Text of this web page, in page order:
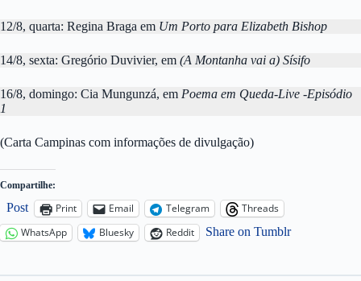
12/8, quarta: Regina Braga em Um Porto para Elizabeth Bishop
14/8, sexta: Gregório Duvivier, em (A Montanha vai a) Sísifo
16/8, domingo: Cia Mungunzá, em Poema em Queda-Live -Episódio
1
(Carta Campinas com informações de divulgação)
Compartilhe:
Post Print Email Telegram
Threads
WhatsApp
Bluesky Reddit Share on Tumblr